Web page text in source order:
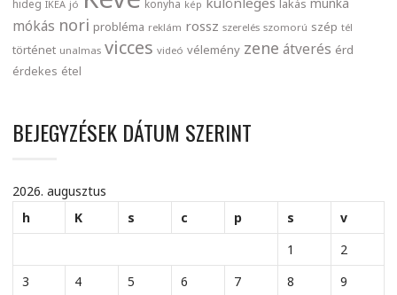
hideg IKEA jó konyha kép lakás
mókás nori probléma reklám rossz szerelés szomorú szép tél
történet unalmas vicces videó vélemény zene átverés érd
érdekes étel
BEJEGYZÉSEK DÁTUM SZERINT
2026. augusztus
h
K s c p s
v
1
2
3
4 5 6 7 8
9